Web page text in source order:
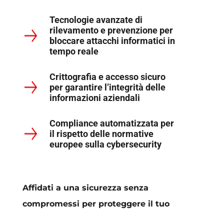
Tecnologie avanzate di
rilevamento e prevenzione per
bloccare attacchi informatici in
tempo reale
Crittografia e accesso sicuro
per garantire l’integrità delle
informazioni aziendali
Compliance automatizzata per
il rispetto delle normative
europee sulla cybersecurity
Affidati a una sicurezza senza
compromessi per proteggere il tuo